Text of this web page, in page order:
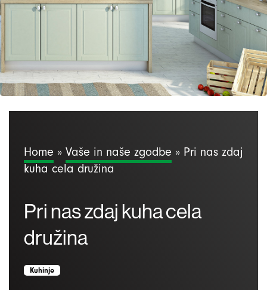
Home » Vaše in naše zgodbe » Pri nas zdaj
kuha cela družina
Pri nas zdaj kuha cela
družina
Kuhinje